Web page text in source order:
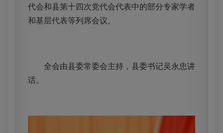
代会和县第十四次党代会代表中的部分专家学者
和基层代表等列席会议。
全会由县委常委会主持，县委书记吴永忠讲
话。